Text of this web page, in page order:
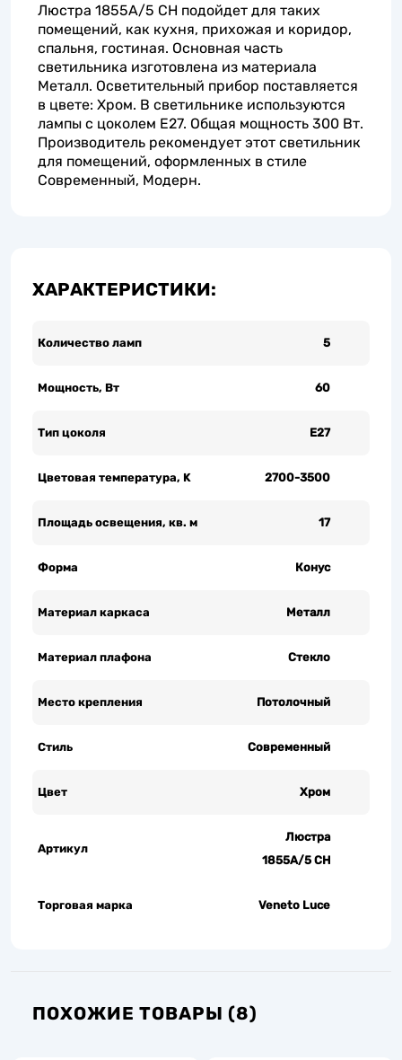
Люстра 1855A/5 CH подойдет для таких
помещений, как кухня, прихожая и коридор,
спальня, гостиная. Основная часть
светильника изготовлена из материала
Металл. Осветительный прибор поставляется
в цвете: Хром. В светильнике используются
лампы с цоколем E27. Общая мощность 300 Вт.
Производитель рекомендует этот светильник
для помещений, оформленных в стиле
Современный, Модерн.
ХАРАКТЕРИСТИКИ:
Количество ламп 5
Мощность, Вт 60
Тип цоколя Е27
Цветовая температура, K 2700-3500
Площадь освещения, кв. м 17
Форма Конус
Материал каркаса Металл
Материал плафона Стекло
Место крепления Потолочный
Стиль Современный
Цвет Хром
Артикул
Люстра
1855A/5 CH
Торговая марка Veneto Luce
ПОХОЖИЕ ТОВАРЫ (8)